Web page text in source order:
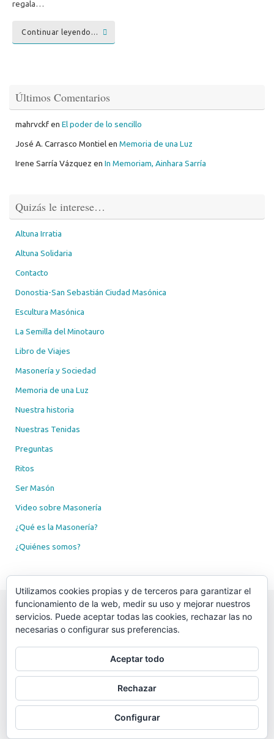
regala…
Continuar leyendo…
Últimos Comentarios
mahrvckfen El poder de lo sencillo
José A. Carrasco Montielen Memoria de una Luz
Irene Sarría Vázquez en In Memoriam, Ainhara Sarría
Quizás le interese…
Altuna Irratia
Altuna Solidaria
Contacto
Donostia-San Sebastián Ciudad Masónica
Escultura Masónica
La Semilla del Minotauro
Libro de Viajes
Masonería y Sociedad
Memoria de una Luz
Nuestra historia
Nuestras Tenidas
Preguntas
Ritos
Ser Masón
Video sobre Masonería
¿Qué es la Masonería?
¿Quiénes somos?
Resp.·. Logia Altuna Nº. 52, al O.·. de Donostia - San Sebastián, VVall.·. Vasco-
Logia perteneciente a laGran Logia Simbólica Española
Si desea más informacióncontacte con nosotros.
Funciona conTempera&WordPress.
Utilizamos cookies propias y de terceros para garantizar el
funcionamiento de la web, medir su uso y mejorar nuestros
servicios. Puede aceptar todas las cookies, rechazar las no
necesarias o configurar sus preferencias.
Aceptar todo
Rechazar
Configurar